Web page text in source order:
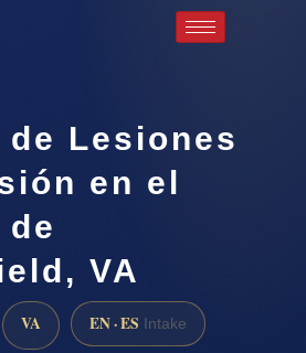
de Lesiones
en el
de
VA
VA EN · ES Intake